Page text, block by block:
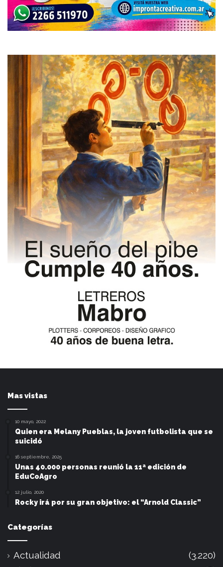
Mas vistas
10 mayo, 2022
Quien era Melany Pueblas, la joven futbolista que se
suicidó
16 septiembre, 2025
Unas 40.000 personas reunió la 11ª edición de
EduCoAgro
12 julio, 2020
Rocky irá por su gran objetivo: el “Arnold Classic”
Categorías
Actualidad
(3.220)